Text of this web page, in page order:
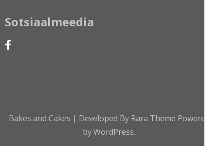
Sotsiaalmeedia
Bakes and Cakes | Developed By Rara Theme Powered
byWordPress.